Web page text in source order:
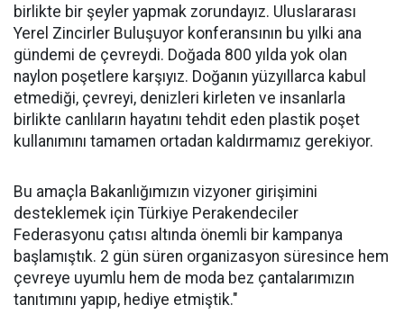
birlikte bir şeyler yapmak zorundayız. Uluslararası
Yerel Zincirler Buluşuyor konferansının bu yılki ana
gündemi de çevreydi. Doğada 800 yılda yok olan
naylon poşetlere karşıyız. Doğanın yüzyıllarca kabul
etmediği, çevreyi, denizleri kirleten ve insanlarla
birlikte canlıların hayatını tehdit eden plastik poşet
kullanımını tamamen ortadan kaldırmamız gerekiyor.
Bu amaçla Bakanlığımızın vizyoner girişimini
desteklemek için Türkiye Perakendeciler
Federasyonu çatısı altında önemli bir kampanya
başlamıştık. 2 gün süren organizasyon süresince hem
çevreye uyumlu hem de moda bez çantalarımızın
tanıtımını yapıp, hediye etmiştik."